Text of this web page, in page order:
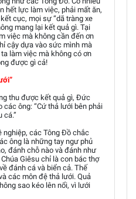
hết lực làm việc, phải mất ăn,
cục, mọi sự “dã tràng xe
mang lại kết quả gì. Tại
việc mà không cần đến ơn
cậy dựa vào sức mình mà
làm việc mà không có ơn
được gì cả!
thu được kết quả gì, Đức
các ông: “Cứ thả lưới bên phải
cá.”
nghiệp, các Tông Đồ chắc
ông là những tay ngư phủ
đánh chỗ nào và đánh như
Giêsu chỉ là con bác thợ
đánh cá và biển cả. Thế
các môn đệ thả lưới. Quả
sao kéo lên nổi, vì lưới